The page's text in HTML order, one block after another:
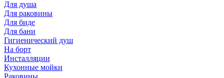
Для душа
Для раковины
Для биде
Для бани
Гигиенический душ
На борт
Инсталляции
Кухонные мойки
Раковины